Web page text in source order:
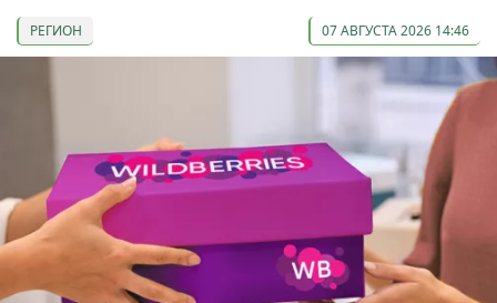
РЕГИОН 07 АВГУСТА 2026 14:46